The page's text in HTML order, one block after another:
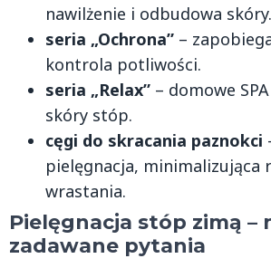
nawilżenie i odbudowa skóry.
seria „Ochrona” –
kontrola potliwości.
seria „Relax” – domowe
skóry stóp.
cęgi do skracania paznokci
pielęgnacja, minimalizująca
wrastania.
Pielęgnacja stóp zimą –
zadawane pytania